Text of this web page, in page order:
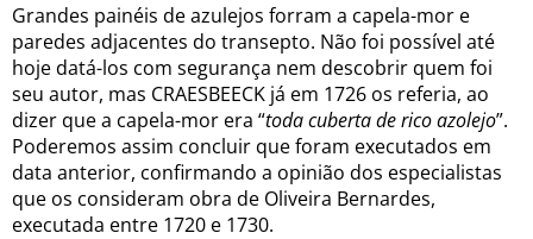
Grandes painéis de azulejos forram a capela-mor e
paredes adjacentes do transepto. Não foi possível até
hoje datá-los com segurança nem descobrir quem foi
seu autor, mas CRAESBEECK já em 1726 os referia, ao
dizer que a capela-mor era “toda cuberta de rico azolejo”.
Poderemos assim concluir que foram executados em
data anterior, confirmando a opinião dos especialistas
que os consideram obra de Oliveira Bernardes,
executada entre 1720 e 1730.